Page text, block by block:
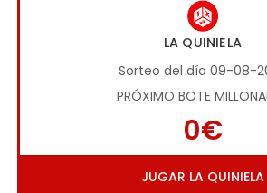
LA QUINIELA
Sorteo del día 09-08-
PRÓXIMO BOTE
0€
JUGAR LA QUINIELA